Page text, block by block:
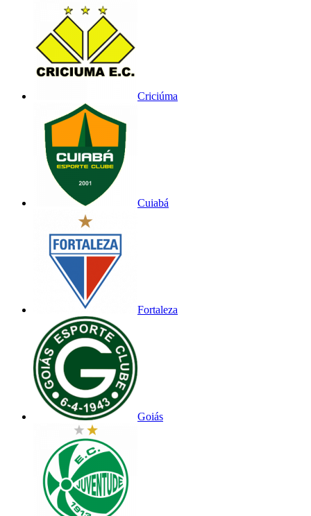
Criciúma
Cuiabá
Fortaleza
Goiás